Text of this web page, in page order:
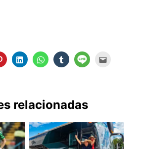
relacionadas